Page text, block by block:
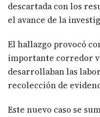
descartada con los
el avance de la
El hallazgo provocó
importante corredor
desarrollaban las
recolección de
Este nuevo caso se